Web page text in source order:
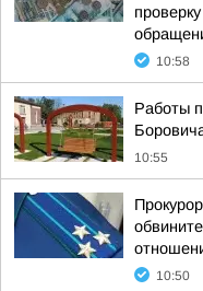
10:58
Работы
10:55
10:50